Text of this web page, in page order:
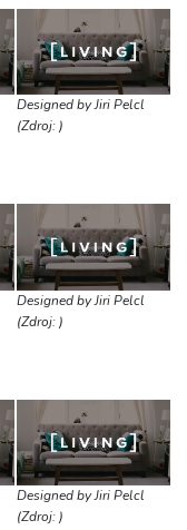
Designed by Jiri Pelcl
(Zdroj: )
Designed by Jiri Pelcl
(Zdroj: )
Designed by Jiri Pelcl
(Zdroj: )